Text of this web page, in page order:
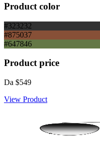
Product color
#323232
#875037
#647846
Product price
Da $549
View Product